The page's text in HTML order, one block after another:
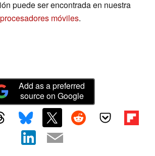
puede ser encontrada en nuestra
móviles.
Add as a preferred
source on Google